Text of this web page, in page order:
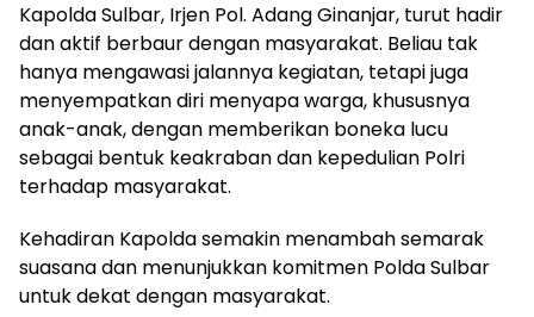
Kapolda Sulbar, Irjen Pol. Adang Ginanjar, turut hadir
dan aktif berbaur dengan masyarakat. Beliau tak
hanya mengawasi jalannya kegiatan, tetapi juga
menyempatkan diri menyapa warga, khususnya
anak-anak, dengan memberikan boneka lucu
sebagai bentuk keakraban dan kepedulian Polri
terhadap masyarakat.
Kehadiran Kapolda semakin menambah semarak
suasana dan menunjukkan komitmen Polda Sulbar
untuk dekat dengan masyarakat.